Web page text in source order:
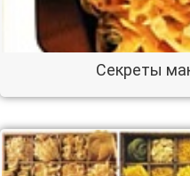
Секреты